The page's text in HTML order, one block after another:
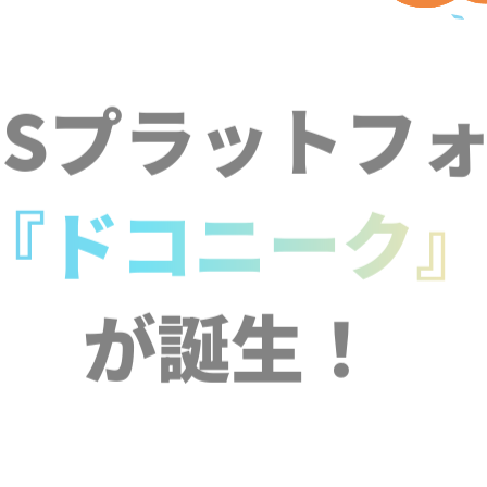
プラットフ
ドコニーク』
が誕生！